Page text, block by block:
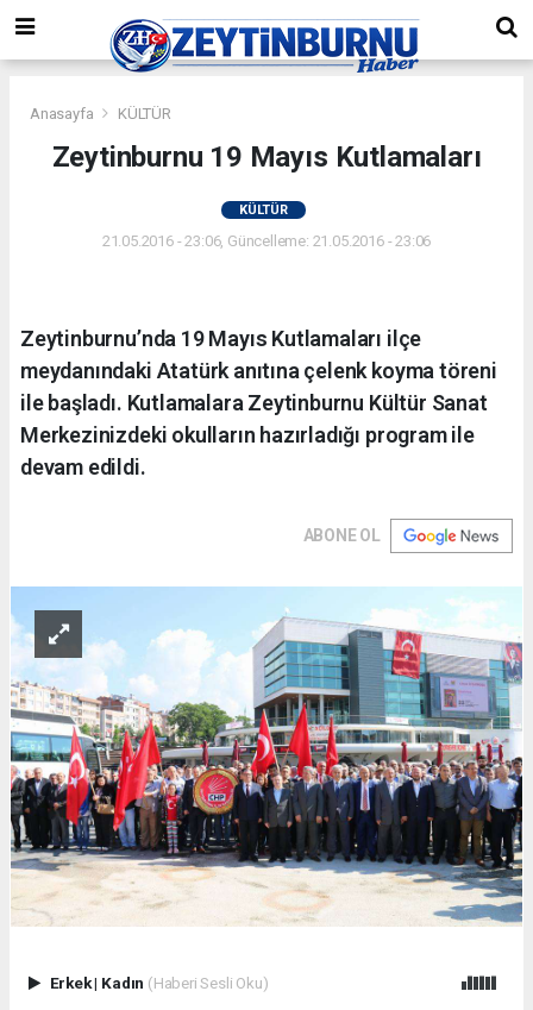
Anasayfa KÜLTÜR
Zeytinburnu 19 Mayıs Kutlamaları
KÜLTÜR
21.05.2016 - 23:06, Güncelleme: 21.05.2016 - 23:06
Zeytinburnu’nda 19 Mayıs Kutlamaları ilçe
meydanındaki Atatürk anıtına çelenk koyma töreni
ile başladı. Kutlamalara Zeytinburnu Kültür Sanat
Merkezinizdeki okulların hazırladığı program ile
devam edildi.
ABONE OL
Erkek| Kadın (Haberi Sesli Oku)